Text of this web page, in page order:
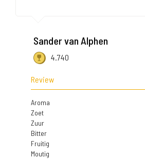
Sander van Alphen
4.740
Review
Aroma
Zoet
Zuur
Bitter
Fruitig
Moutig